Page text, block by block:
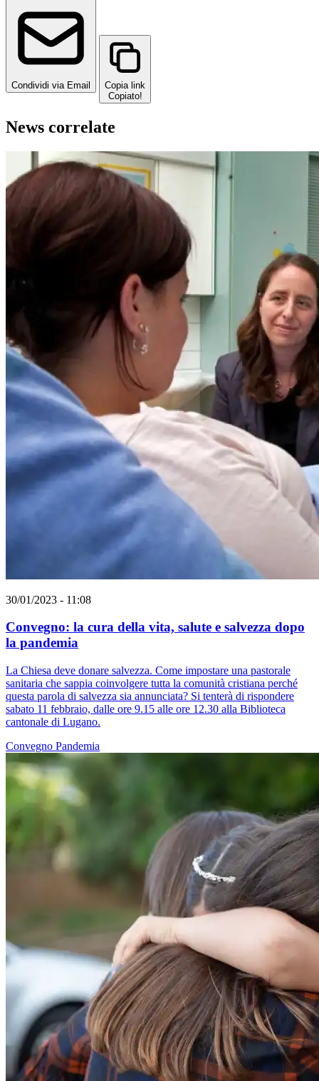
Condividi via Email
Copia link
Copiato!
News correlate
30/01/2023 - 11:08
Convegno: la cura della vita, salute e salvezza dopo
la pandemia
La Chiesa deve donare salvezza. Come impostare una pastorale
sanitaria che sappia coinvolgere tutta la comunità cristiana perché
questa parola di salvezza sia annunciata? Si tenterà di rispondere
sabato 11 febbraio, dalle ore 9.15 alle ore 12.30 alla Biblioteca
cantonale di Lugano.
Convegno Pandemia